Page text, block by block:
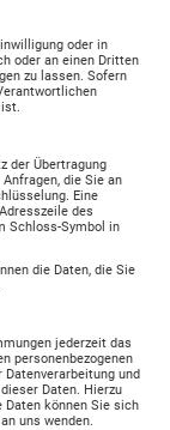
oder in
oder an einen Dritten
zu lassen. Sofern
der Übertragung
die Sie an
Eine
des
Schloss-Symbol in
die Daten, die Sie
jederzeit das
personenbezogenen
Datenverarbeitung und
Daten. Hierzu
Daten können Sie sich
uns wenden.